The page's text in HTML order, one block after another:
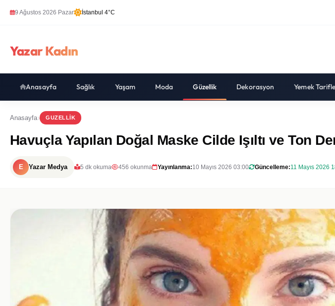
9 Ağustos 2026 Pazar İstanbul 4°C
Yazar Kadın
Anasayfa Sağlık Yaşam Moda Güzellik Dekorasyon Yemek
Anasayfa GUZELLIK
Havuçla Yapılan Doğal Maske Cilde Işıltı ve Ton
E Yazar Medya 5 dk okuma 456 okunma Yayınlanma:10 Mayıs 2026 03:00 Güncelleme:11 Mayıs 2026